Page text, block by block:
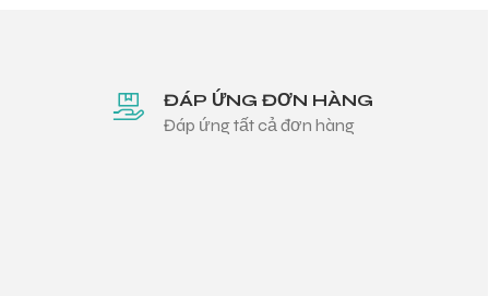
ĐÁP ỨNG ĐƠN HÀNG
Đáp ứng tất cả đơn hàng